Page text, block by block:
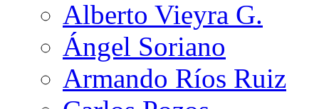
Alberto Vieyra G.
Ángel Soriano
Armando Ríos Ruiz